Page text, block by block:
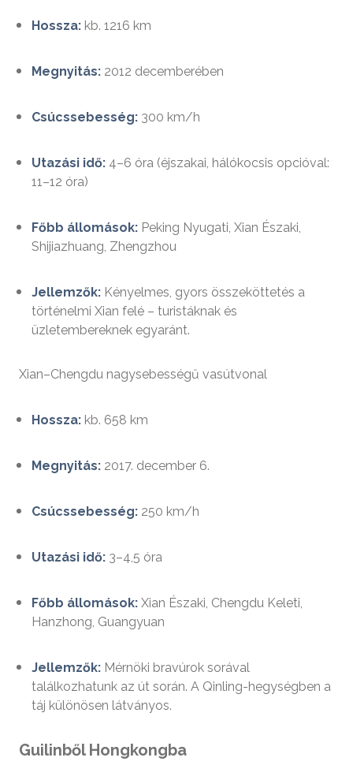
Hossza: kb. 1216 km
Megnyitás: 2012 decemberében
Csúcssebesség: 300 km/h
Utazási idő: 4–6 óra (éjszakai, hálókocsis opcióval:
11–12 óra)
Főbb állomások: Peking Nyugati, Xian Északi,
Shijiazhuang, Zhengzhou
Jellemzők: Kényelmes, gyors összeköttetés a
történelmi Xian felé – turistáknak és
üzletembereknek egyaránt.
Xian–Chengdu nagysebességű vasútvonal
Hossza: kb. 658 km
Megnyitás: 2017. december 6.
Csúcssebesség: 250 km/h
Utazási idő: 3–4,5 óra
Főbb állomások: Xian Északi, Chengdu Keleti,
Hanzhong, Guangyuan
Jellemzők: Mérnöki bravúrok sorával
találkozhatunk az út során. A Qinling-hegységben a
táj különösen látványos.
Guilinből Hongkongba